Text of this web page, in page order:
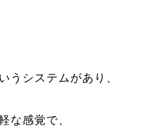
うシステムがあり、
な感覚で、